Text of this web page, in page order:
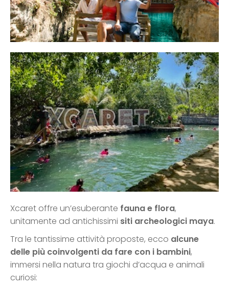
Xcaret offre un’esuberante fauna e flora,
unitamente ad antichissimi siti archeologici maya.
Tra le tantissime attività proposte, ecco alcune
delle più coinvolgenti da fare con i bambini,
immersi nella natura tra giochi d’acqua e animali
curiosi: